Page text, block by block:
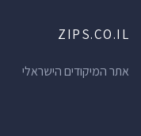
ZIPS.CO.IL
אתר המיקודים הישראלי